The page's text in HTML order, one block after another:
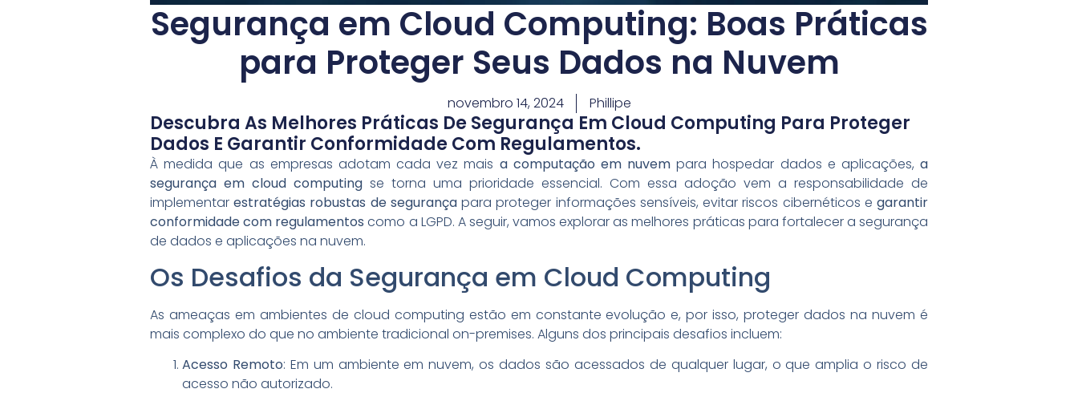
Segurança em Cloud Computing: Boas Práticas
para Proteger Seus Dados na Nuvem
novembro 14, 2024 Phillipe
Descubra As Melhores Práticas De Segurança Em Cloud Computing Para Proteger
Dados E Garantir Conformidade Com Regulamentos.
À medida que as empresas adotam cada vez mais a computação em nuvem para hospedar dados e aplicações, a
segurança em cloud computing se torna uma prioridade essencial. Com essa adoção vem a responsabilidade de
implementarestratégias robustas de segurançapara proteger informações sensíveis, evitar riscos cibernéticos egarantir
conformidade com regulamentos como a LGPD. A seguir, vamos explorar as melhores práticas para fortalecer a segurança
de dados e aplicações na nuvem.
Os Desafios da Segurança em Cloud Computing
As ameaças em ambientes de cloud computing estão em constante evolução e, por isso, proteger dados na nuvem é
mais complexo do que no ambiente tradicional on-premises. Alguns dos principais desafios incluem:
Acesso Remoto: Em um ambiente em nuvem, os dados são acessados de qualquer lugar, o que amplia o risco de
acesso não autorizado.